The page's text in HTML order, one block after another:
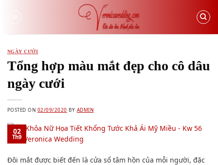
NGÀY CƯỚI
Tổng hợp màu mắt đẹp cho cô dâu
ngày cưới
POSTED ON 02/09/2020 BY ADMIN
02
Th9
Đôi mắt được biết đến là cửa sổ tâm hồn của mỗi người, đặc